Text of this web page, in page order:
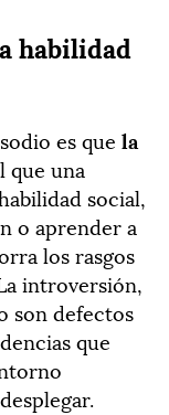
habilidad
es que la
que una
social,
o aprender a
los rasgos
introversión,
son defectos
que